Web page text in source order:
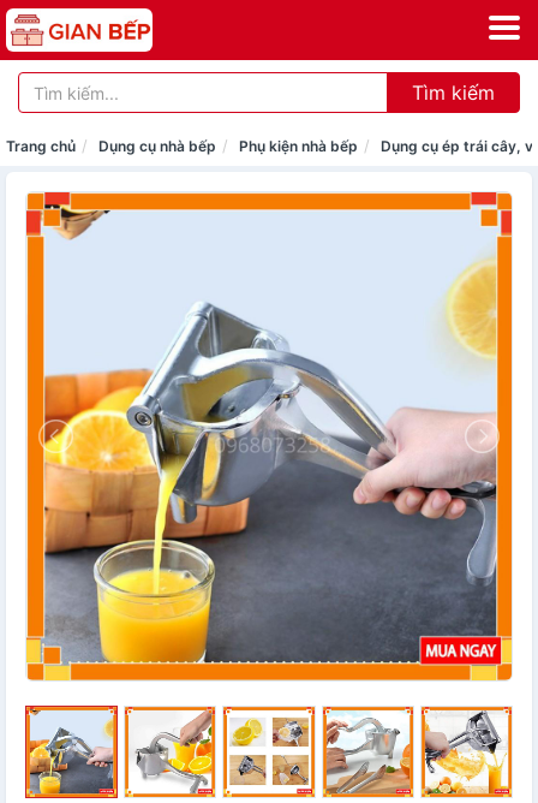
Tìm kiếm
Trang chủ Dụng cụ nhà bếp Phụ kiện nhà bếp Dụng cụ ép trái cây,